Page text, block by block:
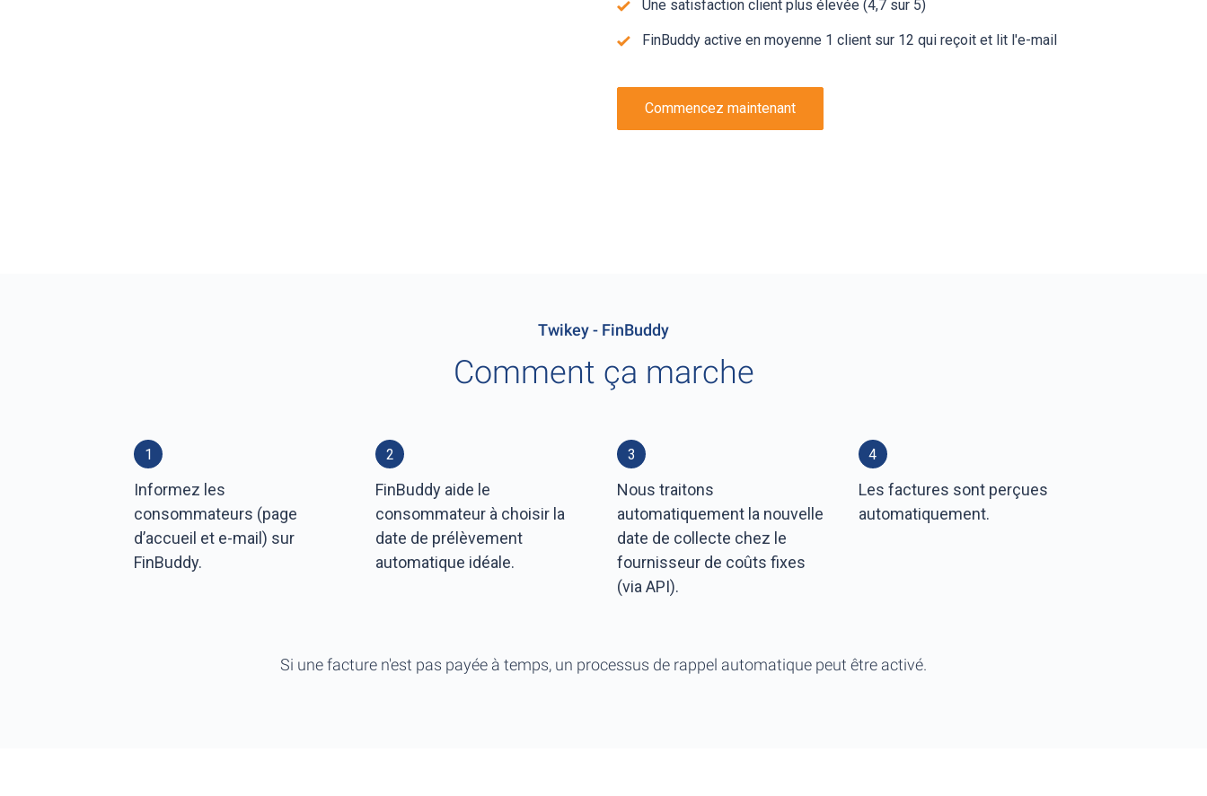
Une satisfaction client plus élevée (4,7 sur 5)
FinBuddy active en moyenne 1 client sur 12 qui reçoit et lit l'e-mail
Commencez maintenant
Twikey - FinBuddy
Comment ça marche
1
Informez les
consommateurs (page
d’accueil et e-mail) sur
FinBuddy.
2
FinBuddy aide le
consommateur à choisir la
date de prélèvement
automatique idéale.
3
Nous traitons
automatiquement la nouvelle
date de collecte chez le
fournisseur de coûts fixes
(via API).
4
Les factures sont perçues
automatiquement.
Si une facture n'est pas payée à temps, un processus de rappel automatique peut être activé.